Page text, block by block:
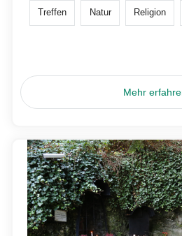
Treffen Natur Religion
Mehr